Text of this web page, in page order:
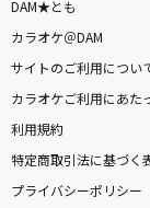
DAM★とも
カラオケ＠DAM
サイトのご利用につい
カラオケご利用にあた
利用規約
特定商取引法に基づく
プライバシーポリシー